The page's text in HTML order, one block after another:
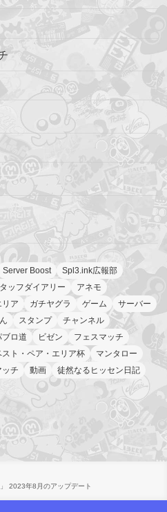
Server Boost
Spl3.ink広報部
ッフダイアリー
アネモ
リア ガチヤグラ ゲーム
サーバー
スタンプ
チャンネル
ブロ道 ビゼン
フェスマッチ
スト・ペア・エリア杯
マンタロー
ッチ 動画
徒然なるヒッセン日記
2023年8月のアップデート